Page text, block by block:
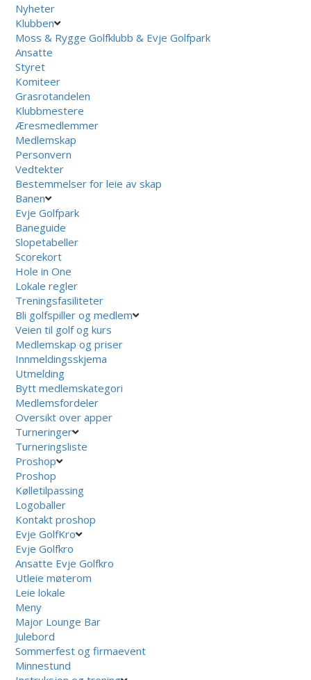
Nyheter
Klubben
Moss & Rygge Golfklubb & Evje Golfpark
Ansatte
Styret
Komiteer
Grasrotandelen
Klubbmestere
Æresmedlemmer
Medlemskap
Personvern
Vedtekter
Bestemmelser for leie av skap
Banen
Evje Golfpark
Baneguide
Slopetabeller
Scorekort
Hole in One
Lokale regler
Treningsfasiliteter
Bli golfspiller og medlem
Veien til golf og kurs
Medlemskap og priser
Innmeldingsskjema
Utmelding
Bytt medlemskategori
Medlemsfordeler
Oversikt over apper
Turneringer
Turneringsliste
Proshop
Proshop
Kølletilpassing
Logoballer
Kontakt proshop
Evje GolfKro
Evje Golfkro
Ansatte Evje Golfkro
Utleie møterom
Leie lokale
Meny
Major Lounge Bar
Julebord
Sommerfest og firmaevent
Minnestund